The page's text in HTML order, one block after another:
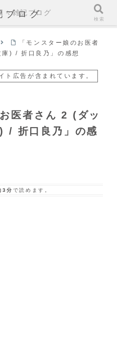
ブログ
「モンスター娘のお医者
) / 折口良乃」の感想
ト広告が含まれています。
医者さん 2 (ダッ
/ 折口良乃」の感
3分 で読めます。
々雑記ブログ
検索